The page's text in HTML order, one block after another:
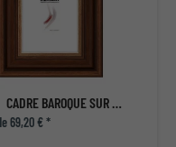
CADRE BAROQUE SUR MESURE SOUTHGATE
69,20 € *